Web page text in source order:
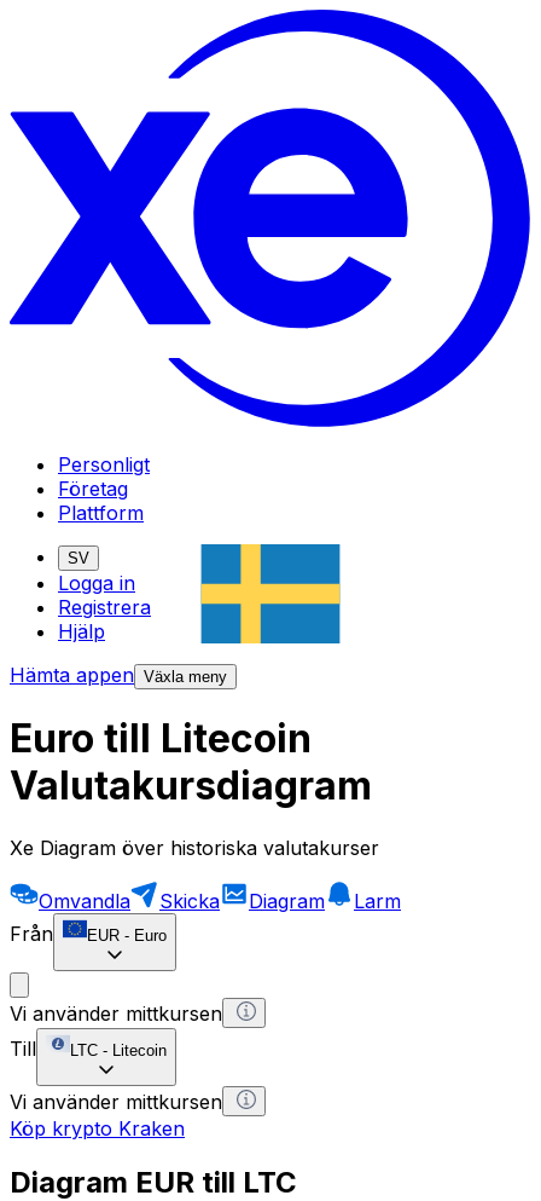
Personligt
Företag
Plattform
SV
Logga in
Registrera
Hjälp
Hämta appen Växla meny
Euro till Litecoin
Valutakursdiagram
Xe Diagram över historiska valutakurser
Omvandla Skicka Diagram
Larm
Från
EUR - Euro
Vi använder mittkursen
Till
LTC - Litecoin
Vi använder mittkursen
Köp krypto Kraken
Diagram EUR till LTC